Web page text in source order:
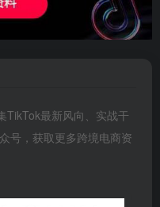
TikTok最新风向、实战干
号，获取更多跨境电商资